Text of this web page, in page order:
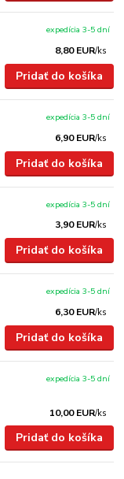
8,80 EUR/ks
expedícia 3-5 dní
Pridať do košíka
6,90 EUR/ks
expedícia 3-5 dní
Pridať do košíka
3,90 EUR/ks
expedícia 3-5 dní
Pridať do košíka
6,30 EUR/ks
expedícia 3-5 dní
Pridať do košíka
10,00 EUR/ks
expedícia 3-5 dní
Pridať do košíka